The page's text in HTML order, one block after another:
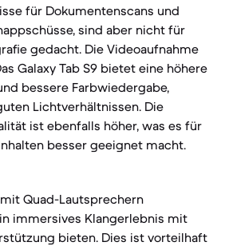
für Dokumentenscans und
sind aber nicht für
gedacht. Die Videoaufnahme
Galaxy Tab S9 bietet eine höhere
bessere Farbwiedergabe,
Lichtverhältnissen. Die
ist ebenfalls höher, was es für
besser geeignet macht.
Quad-Lautsprechern
immersives Klangerlebnis mit
bieten. Dies ist vorteilhaft